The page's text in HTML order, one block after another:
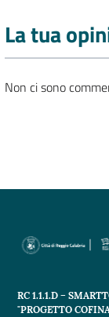
La tua
Non ci sono
RC 1.1.1.D –
"PROGETTO